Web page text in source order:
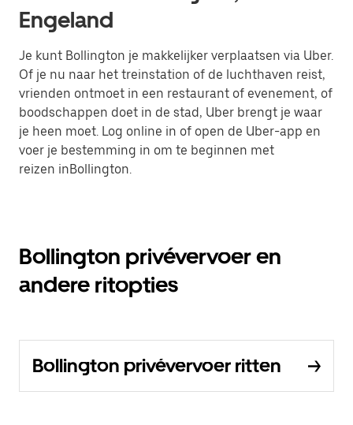
Engeland
Je kunt Bollington je makkelijker verplaatsen via Uber.
Of je nu naar het treinstation of de luchthaven reist,
vrienden ontmoet in een restaurant of evenement, of
boodschappen doet in de stad, Uber brengt je waar
je heen moet. Log online in of open de Uber-app en
voer je bestemming in om te beginnen met
reizen inBollington.
Bollington privévervoer en
andere ritopties
Bollington privévervoer ritten